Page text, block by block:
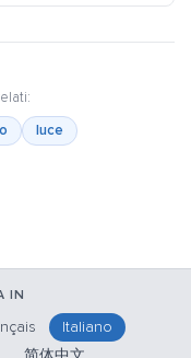
luce
IN
Italiano